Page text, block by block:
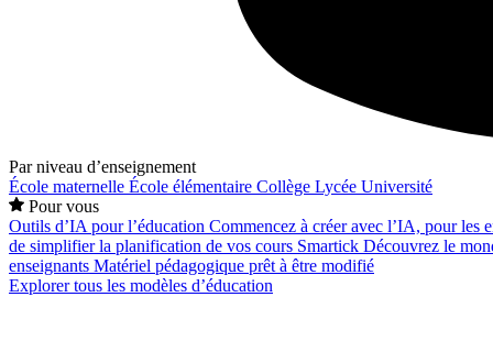
Par niveau d’enseignement
École maternelle École élémentaire Collège Lycée Université
Pour vous
Outils d’IA pour l’éducation Commencez à créer avec l’IA, pour les
de simplifier la planification de vos cours Smartick Découvrez le
enseignants Matériel pédagogique prêt à être modifié
Explorer tous les modèles d’éducation